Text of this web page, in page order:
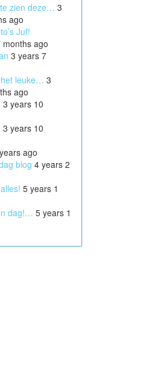
zien deze… 3
ago
Juf!
ago
3 years 7
leuke… 3
ago
3 years 10
3 years 10
ago
blog 4 years 2
5 years 1
dag!… 5 years 1